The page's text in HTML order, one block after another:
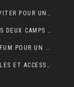
BAGAGE PROFESSIONNEL : LES ERREURS À ÉVITER POUR UN LOOK RAFFINÉ
ELECTION PRÉSIDENTIELLE AMÉRICAINE : LES DEUX CAMPS SONT RELIÉS PAR LEURS CRAINTES
IDÉE DE CADEAU : POURQUOI OFFRIR UN PARFUM POUR UN ANNIVERSAIRE ?
GAGNER DE L’ARGENT EN LIGNE : IDÉES FACILES ET ACCESSIBLES POUR DÉBUTANTS